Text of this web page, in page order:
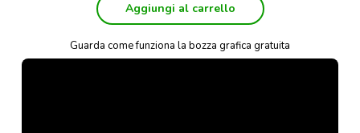
Aggiungi al carrello
Guarda come funziona la bozza grafica gratuita